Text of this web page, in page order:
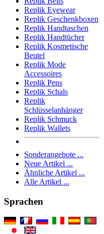
Replik Eyewear
Replik Geschenkboxen
Replik Handtaschen
Replik Handtücher
Replik Kosmetische
Beutel
Replik Mode
Accessoires
Replik Pens
Replik Schals
Replik
Schlüsselanhänger
Replik Schmuck
Replik Wallets
Sonderangebote ...
Neue Artikel ...
Ähnliche Artikel ...
Alle Artikel ...
Sprachen